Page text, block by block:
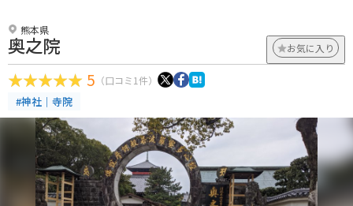
熊本県
奥之院 お気に入り
5 （口コミ1件）
#神社｜寺院